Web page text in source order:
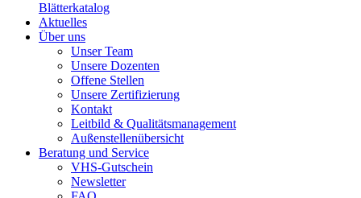
Blätterkatalog
Aktuelles
Über uns
Unser Team
Unsere Dozenten
Offene Stellen
Unsere Zertifizierung
Kontakt
Leitbild & Qualitätsmanagement
Außenstellenübersicht
Beratung und Service
VHS-Gutschein
Newsletter